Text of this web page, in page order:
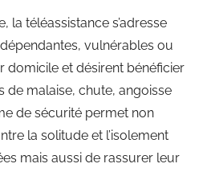
la téléassistance s’adresse
vulnérables ou
domicile et désirent bénéficier
de malaise, chute, angoisse
de sécurité permet non
la solitude et l’isolement
mais aussi de rassurer leur